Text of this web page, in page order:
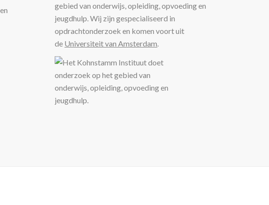
gebied van onderwijs, opleiding, opvoeding en
jeugdhulp. Wij zijn gespecialiseerd in
opdrachtonderzoek en komen voort uit
de Universiteit van Amsterdam